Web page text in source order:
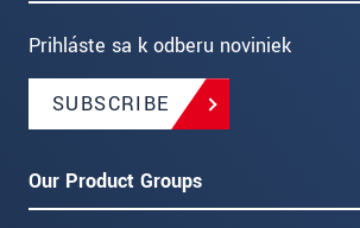
Prihláste sa k odberu noviniek
SUBSCRIBE
Our Product Groups